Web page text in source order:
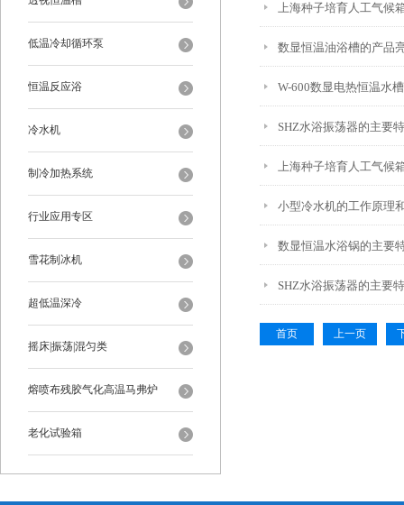
低温冷却循环泵
恒温反应浴
冷水机
制冷加热系统
行业应用专区
雪花制冰机
超低温深冷
摇床|振荡|混匀类
熔喷布残胶气化高温马弗炉
老化试验箱
上海种子培育人工气候
数显恒温油浴槽的产品
W-600数显电热恒温水
SHZ水浴振荡器的主要
上海种子培育人工气候
小型冷水机的工作原理
数显恒温水浴锅的主要
SHZ水浴振荡器的主要
首页 上一页